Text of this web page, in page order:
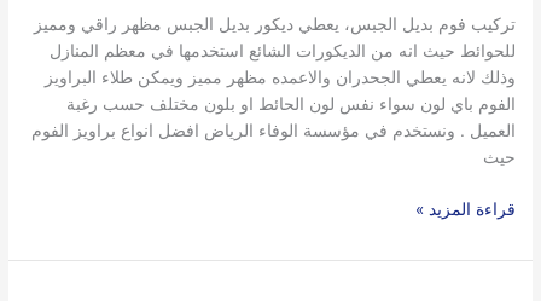
تركيب فوم بديل الجبس، يعطي ديكور بديل الجبس مظهر راقي ومميز
للحوائط حيث انه من الديكورات الشائع استخدمها في معظم المنازل
وذلك لانه يعطي الجحدران والاعمده مظهر مميز ويمكن طلاء البراويز
الفوم باي لون سواء نفس لون الحائط او بلون مختلف حسب رغبة
العميل . ونستخدم في مؤسسة الوفاء الرياض افضل انواع براويز الفوم
حيث
قراءة المزيد »